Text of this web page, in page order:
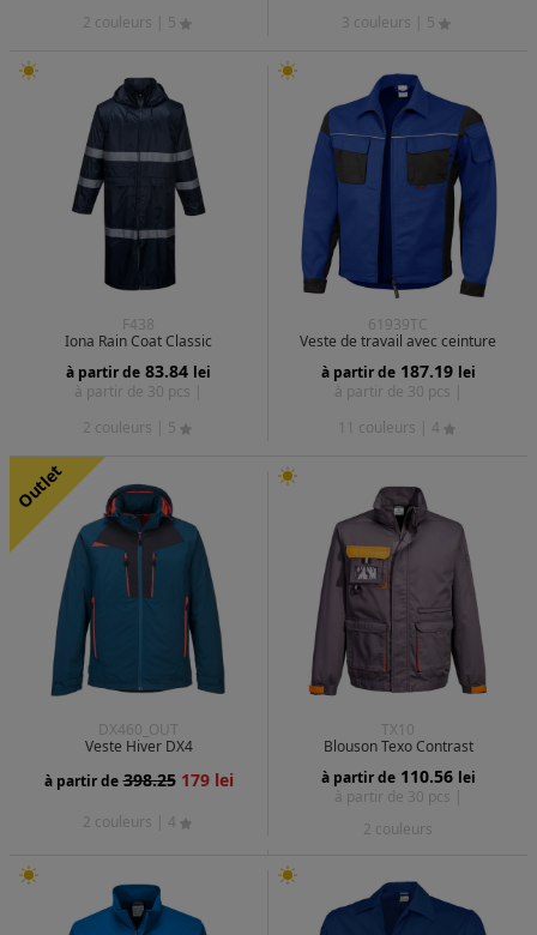
2 couleurs
| 5
3 couleurs
| 5
F438
Iona Rain Coat Classic
à partir de 83.84 lei
à partir de 30 pcs |
2 couleurs
| 5
61939TC
Veste de travail avec ceinture
à partir de 187.19 lei
à partir de 30 pcs |
11 couleurs
| 4
Outlet
DX460_OUT
Veste Hiver DX4
à partir de 398.25 179 lei
2 couleurs | 4
TX10
Blouson Texo Contrast
à partir de 110.56 lei
à partir de 30 pcs |
2 couleurs